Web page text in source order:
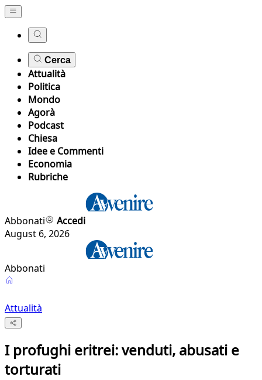
Cerca
Attualità
Politica
Mondo
Agorà
Podcast
Chiesa
Idee e Commenti
Economia
Rubriche
Abbonati
Accedi
August 6, 2026
Abbonati
Attualità
I profughi eritrei: venduti, abusati e
torturati